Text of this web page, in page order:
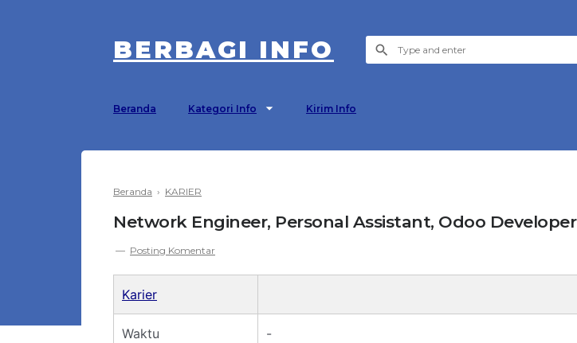
BERBAGI INFO
Beranda Kategori Info Kirim Info
Beranda › KARIER
Network Engineer, Personal Assistant, Odoo Developer
Posting Komentar
Karier
Waktu -